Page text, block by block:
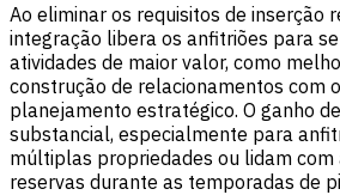
Ao eliminar os requisitos de inserção
integração libera os anfitriões para
atividades de maior valor, como
construção de relacionamentos com
planejamento estratégico. O ganho
substancial, especialmente para
múltiplas propriedades ou lidam
reservas durante as temporadas de